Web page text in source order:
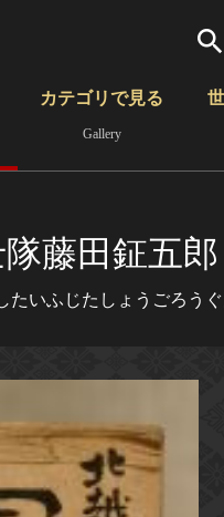
検索
カテゴリで見る
Gallery
藤田鉦五
いふじたしょうごろう